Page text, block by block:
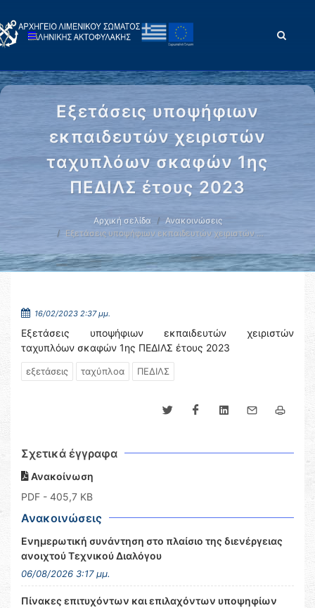
Εξετάσεις υποψήφιων
εκπαιδευτών χειριστών
ταχυπλόων σκαφών 1ης
ΠΕΔΙΛΣ έτους 2023
Αρχική σελίδα
Ανακοινώσεις
Εξετάσεις υποψήφιων εκπαιδευτών χειριστών …
16/02/2023 2:37 μμ.
Εξετάσεις υποψήφιων εκπαιδευτών χειριστών
ταχυπλόων σκαφών 1ης ΠΕΔΙΛΣ έτους 2023
εξετάσεις ταχύπλοα ΠΕΔΙΛΣ
Σχετικά έγγραφα
Ανακοίνωση
PDF - 405,7 KB
Ανακοινώσεις
Ενημερωτική συνάντηση στο πλαίσιο της διενέργειας
ανοιχτού Τεχνικού Διαλόγου
06/08/2026 3:17 μμ.
Πίνακες επιτυχόντων και επιλαχόντων υποψηφίων